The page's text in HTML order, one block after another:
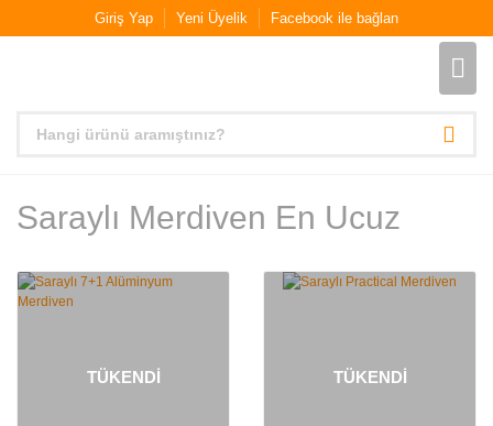
Giriş Yap Yeni Üyelik Facebook ile bağlan
Saraylı Merdiven En Ucuz
TÜKENDİ TÜKENDİ